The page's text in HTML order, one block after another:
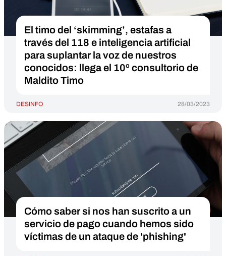
El timo del ‘skimming’, estafas a
través del 118 e inteligencia artificial
para suplantar la voz de nuestros
conocidos: llega el 10º consultorio de
Maldito Timo
DESINFO 28/03/2023
Cómo saber si nos han suscrito a un
servicio de pago cuando hemos sido
víctimas de un ataque de 'phishing'